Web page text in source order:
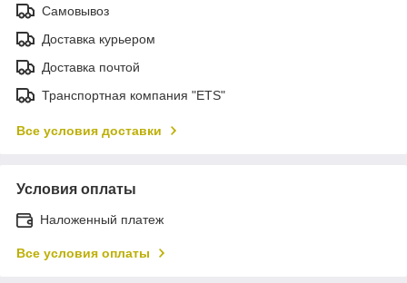
Самовывоз
Доставка курьером
Доставка почтой
Транспортная компания "ETS"
Все условия доставки
Условия оплаты
Наложенный платеж
Все условия оплаты